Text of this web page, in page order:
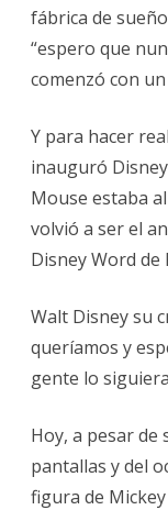
fábrica de
“espero que
comenzó con
Y para hacer
inauguró
Mouse estaba
volvió a ser el
Disney Word de
Walt Disney su
queríamos y
gente lo
Hoy, a pesar de
pantallas y del
figura de